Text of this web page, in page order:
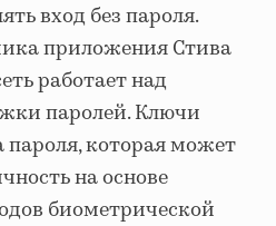
вход без пароля.
приложения Стива
работает над
паролей. Ключи
пароля, которая может
на основе
биометрической